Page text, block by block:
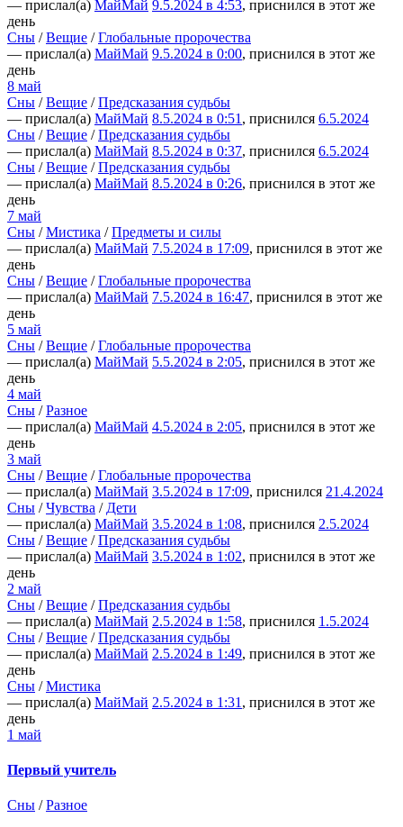
— прислал(а) МайМай 9.5.2024 в 4:53, приснился в этот же
день
Сны /Вещие /Глобальные пророчества
— прислал(а) МайМай 9.5.2024 в 0:00, приснился в этот же
день
8 май
Сны /Вещие /Предсказания судьбы
— прислал(а) МайМай 8.5.2024 в 0:51 , приснился 6.5.2024
Сны /Вещие /Предсказания судьбы
— прислал(а) МайМай 8.5.2024 в 0:37, приснился 6.5.2024
Сны /Вещие /Предсказания судьбы
— прислал(а) МайМай 8.5.2024 в 0:26, приснился в этот же
день
7 май
Сны /Мистика /Предметы и силы
— прислал(а) МайМай 7.5.2024 в 17:09, приснился в этот же
день
Сны /Вещие /Глобальные пророчества
— прислал(а) МайМай 7.5.2024 в 16:47, приснился в этот же
день
5 май
Сны /Вещие /Глобальные пророчества
— прислал(а) МайМай 5.5.2024 в 2:05, приснился в этот же
день
4 май
Сны /Разное
— прислал(а) МайМай 4.5.2024 в 2:05, приснился в этот же
день
3 май
Сны /Вещие /Глобальные пророчества
— прислал(а) МайМай 3.5.2024 в 17:09, приснился 21.4.2024
Сны /Чувства / Дети
— прислал(а) МайМай 3.5.2024 в 1:08, приснился 2.5.2024
Сны /Вещие /Предсказания судьбы
— прислал(а) МайМай 3.5.2024 в 1:02, приснился в этот же
день
2 май
Сны /Вещие /Предсказания судьбы
— прислал(а) МайМай 2.5.2024 в 1:58, приснился 1.5.2024
Сны /Вещие /Предсказания судьбы
— прислал(а) МайМай 2.5.2024 в 1:49, приснился в этот же
день
Сны /Мистика
— прислал(а) МайМай 2.5.2024 в 1:31 , приснился в этот же
день
1 май
Первый учитель
Сны /Разное